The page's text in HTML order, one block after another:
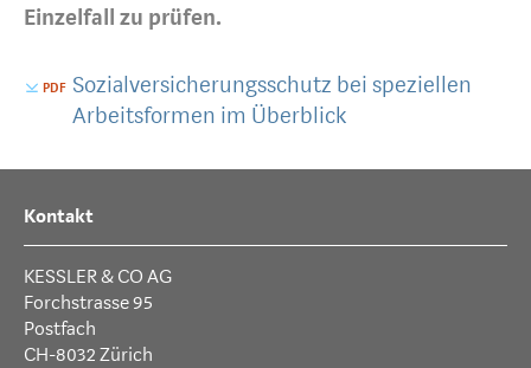
Einzelfall zu prüfen.
Sozialversicherungsschutz bei speziellen
Arbeitsformen im Überblick
Kontakt
KESSLER & CO AG
Forchstrasse 95
Postfach
CH-8032 Zürich